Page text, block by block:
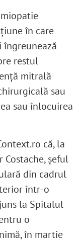
în care
restul
mitrală
sau
sau înlocuirea
că, la
șeful
din cadrul
într-o
la Spitalul
o
în martie